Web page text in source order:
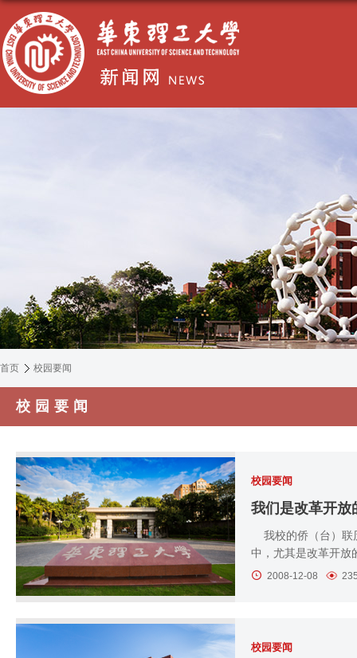
首页 校园要闻
校园要闻
校园要闻
我们是改革开放
我校的侨（台）联
中，尤其是改革开放
2008-12-08
校园要闻